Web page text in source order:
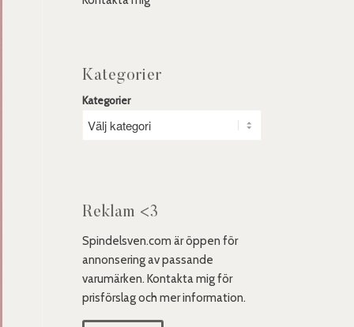
Kategorier
Kategorier
Reklam <3
Spindelsven.com är öppen för
annonsering av passande
varumärken. Kontakta mig för
prisförslag och mer information.